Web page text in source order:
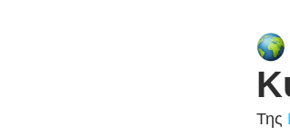
Της